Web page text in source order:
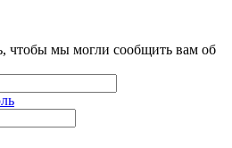
чтобы мы могли сообщить вам об